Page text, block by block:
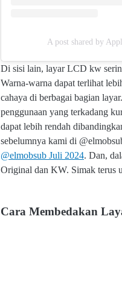
A post shared by
Di sisi lain, layar LCD kw
Warna-warna dapat terlihat
cahaya di berbagai bagian
penggunaan yang terkadang
dapat lebih rendah
sebelumnya kami di
@elmobsub Juli 2024. Dan,
Original dan KW. Simak terus
Cara Membedakan